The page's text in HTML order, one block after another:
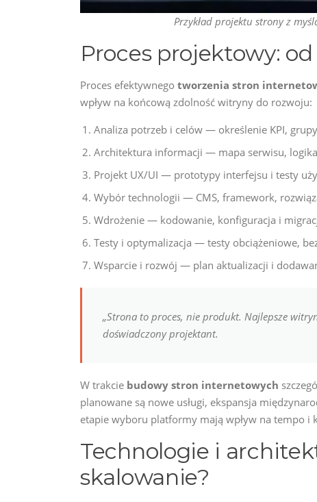
Przykład projektu strony z
Proces projektowy:
Proces efektywnego tworzenia stron
wpływ na końcową zdolność witryny do rozwoju:
Analiza potrzeb i celów — określenie KPI,
Architektura informacji — mapa serwisu,
Projekt UX/UI — prototypy interfejsu i testy
Wybór technologii — CMS, framework,
Wdrożenie — kodowanie, konfiguracja i
Testy i optymalizacja — testy obciążeniowe,
Wsparcie i rozwój — plan aktualizacji i
„Strona to proces, nie produkt. Najlepsze
doświadczony projektant.
W trakcie budowy stron internetowych
planowane są nowe usługi, ekspansja
etapie wyboru platformy mają wpływ na tempo i
Technologie i
skalowanie?